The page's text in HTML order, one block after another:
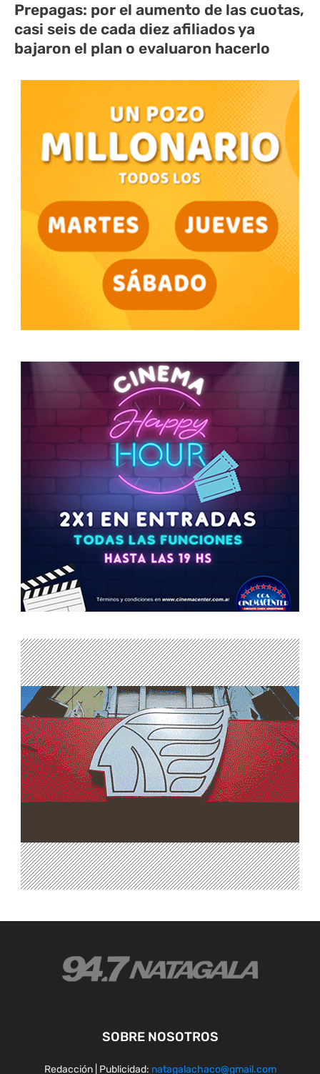
Prepagas: por el aumento de las cuotas,
casi seis de cada diez afiliados ya
bajaron el plan o evaluaron hacerlo
SOBRE NOSOTROS
Redacción | Publicidad: natagalachaco@gmail.com